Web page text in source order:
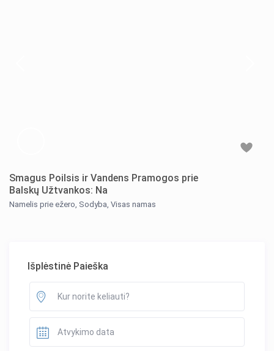
Smagus Poilsis ir Vandens Pramogos prie
Balskų Užtvankos: Na
Namelis prie ežero, Sodyba,Visas namas
Išplėstinė Paieška